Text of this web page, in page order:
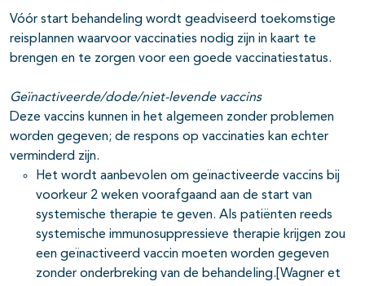
Vóór start behandeling wordt geadviseerd toekomstige
reisplannen waarvoor vaccinaties nodig zijn in kaart te
brengen en te zorgen voor een goede vaccinatiestatus.
Geïnactiveerde/dode/niet-levende vaccins
Deze vaccins kunnen in het algemeen zonder problemen
worden gegeven; de respons op vaccinaties kan echter
verminderd zijn.
Het wordt aanbevolen om geïnactiveerde vaccins bij
voorkeur 2 weken voorafgaand aan de start van
systemische therapie te geven. Als patiënten reeds
systemische immunosuppressieve therapie krijgen zou
een geïnactiveerd vaccin moeten worden gegeven
zonder onderbreking van de behandeling.[Wagner et